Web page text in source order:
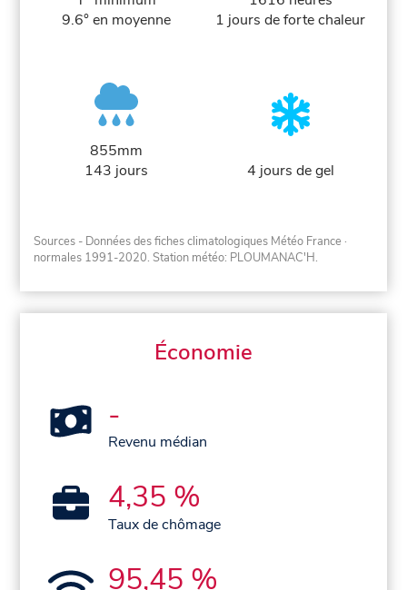
9.6° en moyenne
1 jours de forte chaleur
855mm
143 jours
4 jours de gel
Sources - Données des fiches climatologiques Météo France ·
normales 1991-2020. Station météo: PLOUMANAC'H.
Économie
-
Revenu médian
4,35 %
Taux de chômage
95,45 %